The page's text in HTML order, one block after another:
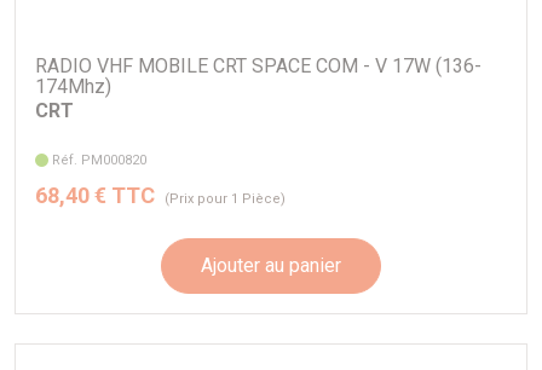
RADIO VHF MOBILE CRT SPACE COM - V 17W (136-
174Mhz)
CRT
Réf. PM000820
68,40 € TTC (Prix pour 1 Pièce)
Ajouter au panier